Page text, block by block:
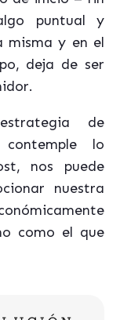
puntual y
misma y en el
deja de ser
de
lo
nos puede
nuestra
como el que